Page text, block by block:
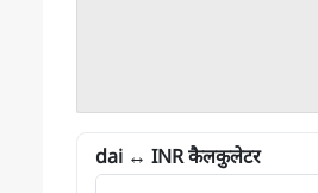
dai ↔ INR कैलकुलेटर